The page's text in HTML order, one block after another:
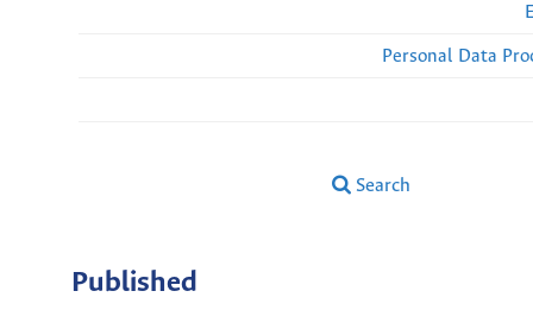
Personal Data
Search
Published